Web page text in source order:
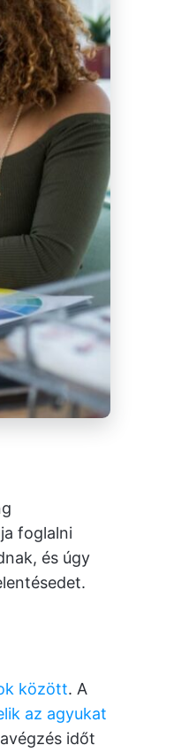
foglalni
és úgy
között. A
az agyukat
időt